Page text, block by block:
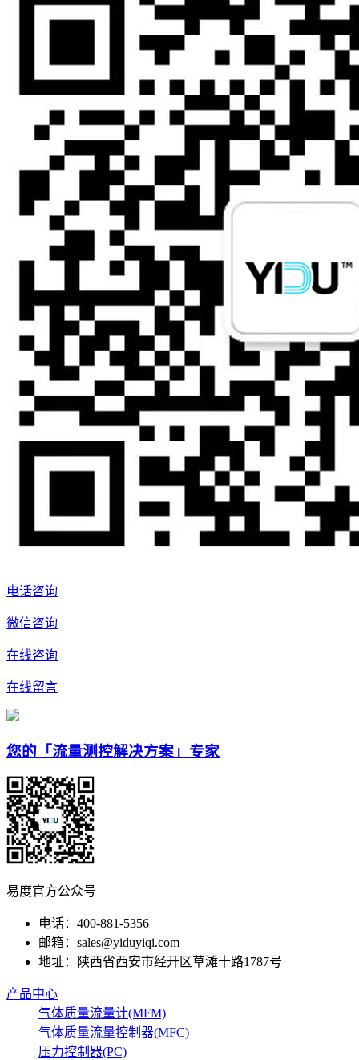
电话咨询
微信咨询
在线咨询
在线留言
您的「流量测控解决方案」专家
易度官方公众号
电话：400-881-5356
邮箱：sales@yiduyiqi.com
地址：陕西省西安市经开区草滩十路1787号
产品中心
气体质量流量计(MFM)
气体质量流量控制器(MFC)
压力控制器(PC)